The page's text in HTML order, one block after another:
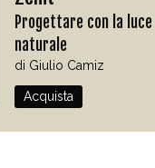
Progettare con la luce
naturale
di Giulio Camiz
Acquista